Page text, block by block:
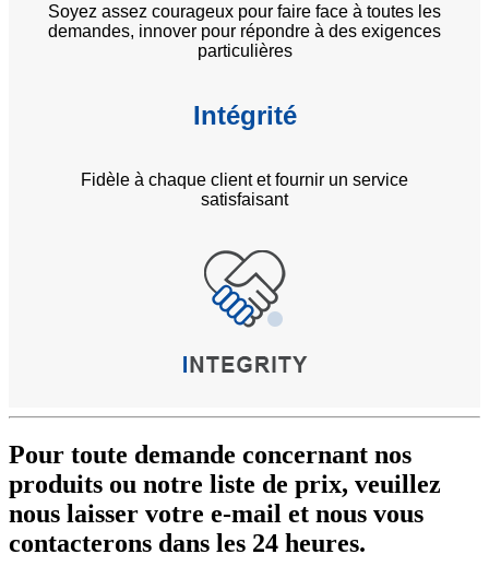
Soyez assez courageux pour faire face à toutes les
demandes, innover pour répondre à des exigences
particulières
Intégrité
Fidèle à chaque client et fournir un service
satisfaisant
Pour toute demande concernant nos
produits ou notre liste de prix, veuillez
nous laisser votre e-mail et nous vous
contacterons dans les 24 heures.